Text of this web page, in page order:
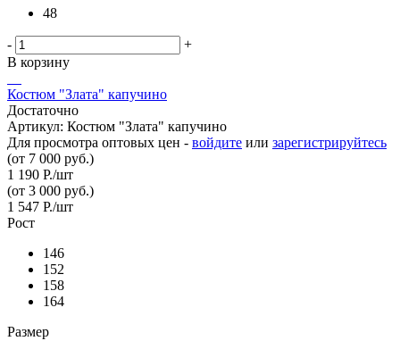
48
-
+
В корзину
Костюм "Злата" капучино
Достаточно
Артикул: Костюм "Злата" капучино
Для просмотра оптовых цен - войдите или зарегистрируйтесь
(от 7 000 руб.)
1 190 Р./шт
(от 3 000 руб.)
1 547 Р./шт
Рост
146
152
158
164
Размер